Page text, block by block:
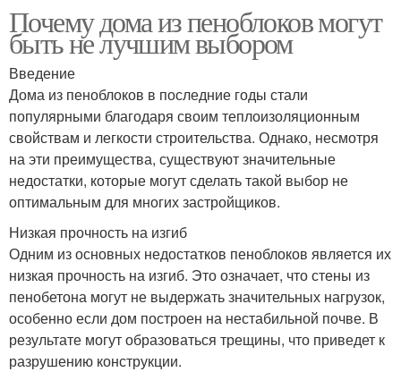
Почему дома из пеноблоков могут
быть не лучшим выбором
Введение
Дома из пеноблоков в последние годы стали
популярными благодаря своим теплоизоляционным
свойствам и легкости строительства. Однако, несмотря
на эти преимущества, существуют значительные
недостатки, которые могут сделать такой выбор не
оптимальным для многих застройщиков.
Низкая прочность на изгиб
Одним из основных недостатков пеноблоков является их
низкая прочность на изгиб. Это означает, что стены из
пенобетона могут не выдержать значительных нагрузок,
особенно если дом построен на нестабильной почве. В
результате могут образоваться трещины, что приведет к
разрушению конструкции.